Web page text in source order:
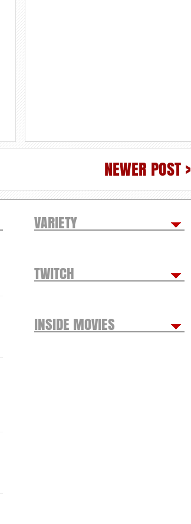
NEWER POST >
VARIETY
TWITCH
INSIDE MOVIES